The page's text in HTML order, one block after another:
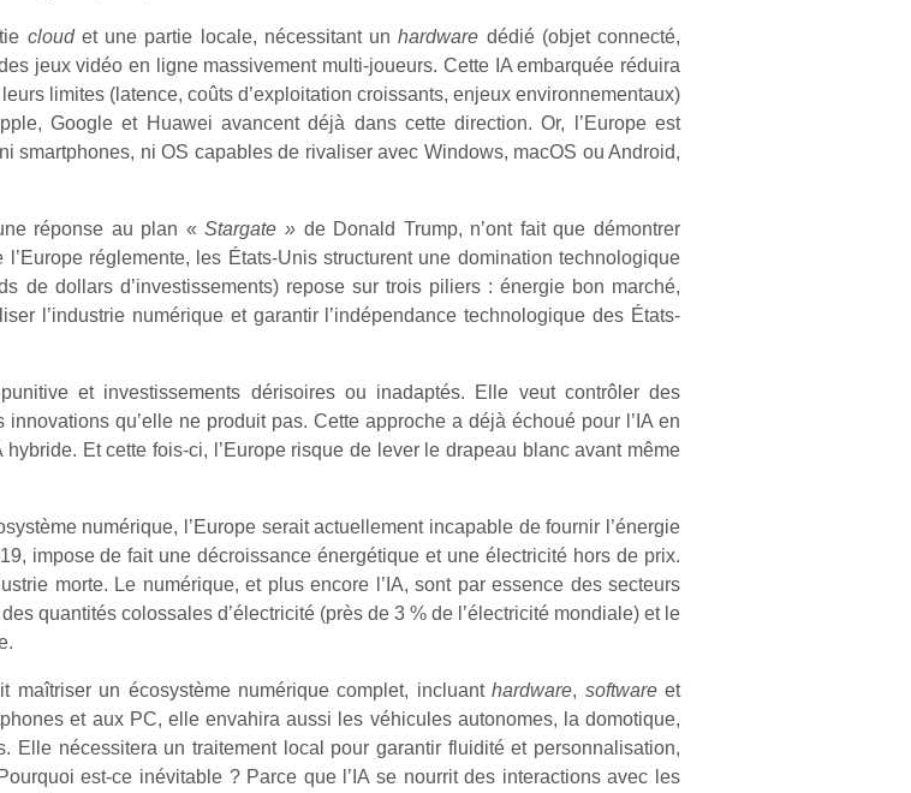
cloudet une partie locale, nécessitant unhardware dédié (objet connecté,
jeux vidéo en ligne massivement multi-joueurs. Cette IA embarquée réduira
limites (latence, coûts d’exploitation croissants, enjeux environnementaux)
Google et Huawei avancent déjà dans cette direction. Or, l’Europe est
smartphones, ni OS capables de rivaliser avec Windows, macOS ou Android,
réponse au plan «Stargate » de Donald Trump, n’ont fait que démontrer
réglemente, les États-Unis structurent une domination technologique
de dollars d’investissements) repose sur trois piliers : énergie bon marché,
l’industrie numérique et garantir l’indépendance technologique des États-
et investissements dérisoires ou inadaptés. Elle veut contrôler des
qu’elle ne produit pas. Cette approche a déjà échoué pour l’IA en
Et cette fois-ci, l’Europe risque de lever le drapeau blanc avant même
numérique, l’Europe serait actuellement incapable de fournir l’énergie
impose de fait une décroissance énergétique et une électricité hors de prix.
morte. Le numérique, et plus encore l’IA, sont par essence des secteurs
quantités colossales d’électricité (près de 3 % de l’électricité mondiale) et le
maîtriser un écosystème numérique complet, incluanthardware, softwareet
et aux PC, elle envahira aussi les véhicules autonomes, la domotique,
Elle nécessitera un traitement local pour garantir fluidité et personnalisation,
est-ce inévitable ? Parce que l’IA se nourrit des interactions avec les